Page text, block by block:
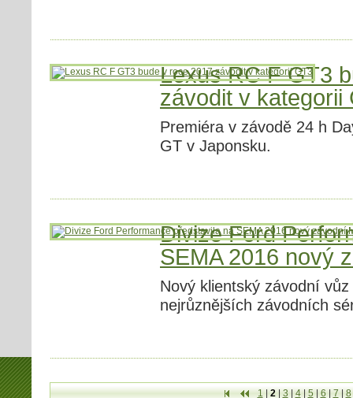
Lexus RC F GT3
závodit v kategorii
Premiéra v závodě 24 h
GT v Japonsku.
Divize Ford
SEMA 2016 nový
Nový klientský závodní
nejrůznějších závodních
PrvníPředchozí
1| 2| 3| 4| 5| 6| 7 8